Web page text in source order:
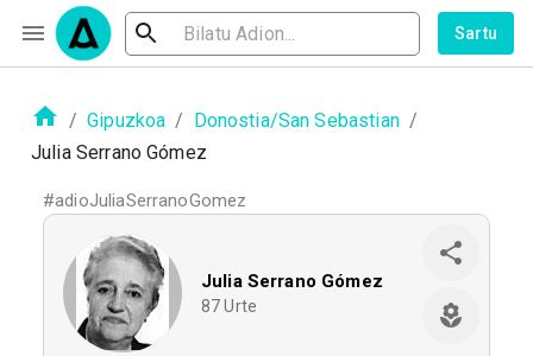
Sartu
/ Gipuzkoa / Donostia/San Sebastian /
Julia Serrano Gómez
#adioJuliaSerranoGomez
Julia Serrano Gómez
87 Urte